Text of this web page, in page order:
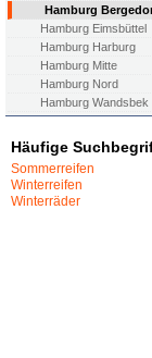
Hamburg
Hamburg Eimsbüttel
Hamburg Harburg
Hamburg Mitte
Hamburg Nord
Hamburg Wandsbek
Häufige
Sommerreifen
Winterreifen
Winterräder